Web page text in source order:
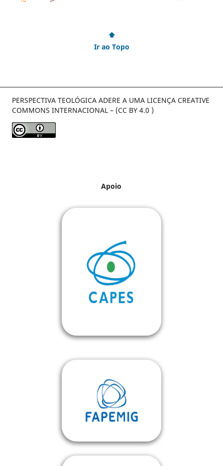
⬆
Ir ao Topo
PERSPECTIVA TEOLÓGICA ADERE A UMA LICENÇA CREATIVE
COMMONS INTERNACIONAL – (CC BY 4.0 )
Apoio